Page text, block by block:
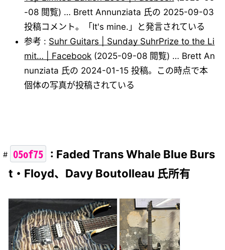
-08 閲覧) … Brett Annunziata 氏の 2025-09-03
投稿コメント。「It's mine.」と発言されている
参考 : Suhr Guitars | Sunday SuhrPrize to the Li
mit… | Facebook (2025-09-08 閲覧) … Brett An
nunziata 氏の 2024-01-15 投稿。この時点で本
個体の写真が投稿されている
05of75 : Faded Trans Whale Blue Burs
t・Floyd、Davy Boutolleau 氏所有